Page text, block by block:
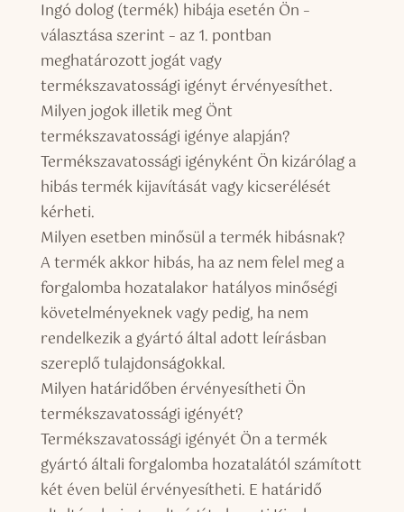
Ingó dolog (termék) hibája esetén Ön –
választása szerint – az 1. pontban
meghatározott jogát vagy
termékszavatossági igényt érvényesíthet.
Milyen jogok illetik meg Önt
termékszavatossági igénye alapján?
Termékszavatossági igényként Ön kizárólag a
hibás termék kijavítását vagy kicserélését
kérheti.
Milyen esetben minősül a termék hibásnak?
A termék akkor hibás, ha az nem felel meg a
forgalomba hozatalakor hatályos minőségi
követelményeknek vagy pedig, ha nem
rendelkezik a gyártó által adott leírásban
szereplő tulajdonságokkal.
Milyen határidőben érvényesítheti Ön
termékszavatossági igényét?
Termékszavatossági igényét Ön a termék
gyártó általi forgalomba hozatalától számított
két éven belül érvényesítheti. E határidő